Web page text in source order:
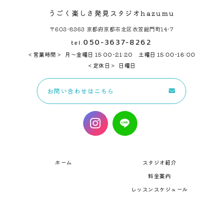
うごく楽しさ発見スタジオhazumu
〒603-8363 京都府京都市北区衣笠総門町14-7
tel. 050-3637-8262
営業時間
月～金曜日 15:00-21:20 土曜日 15:00-16:00
定休日
日曜日
お問い合わせはこちら
ホーム
スタジオ紹介
料金案内
レッスンスケジュール